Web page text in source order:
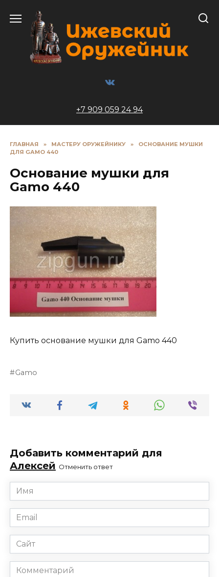
содержанию
+7 909 059 24 94
ГЛАВНАЯ » МАСТЕРУ ОРУЖЕЙНИКУ »
ОCНОВАНИЕ МУШКИ
ДЛЯ GAMO 440
Оcнование мушки для
Gamo 440
Купить основание мушки для Gamo 440
Gamo
Добавить комментарий для
Алексей Отменить ответ
Имя
*
Email
*
Сайт
Комментарий